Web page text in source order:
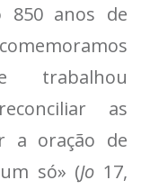
850 anos de
trabalhou
as
a oração de
só» (Jo 17,